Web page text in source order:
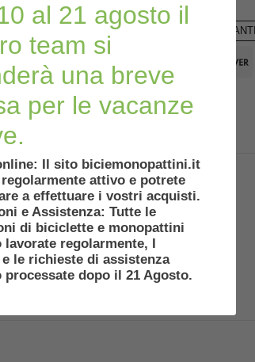
PAGAMENTO SICURO
al 21 agosto il
team si
una breve
per le vacanze
Il sito biciemonopattini.it
attivo e potrete
a effettuare i vostri acquisti.
e Assistenza: Tutte le
di biciclette e monopattini
lavorate regolarmente, I
le richieste di assistenza
processate dopo il 21 Agosto.